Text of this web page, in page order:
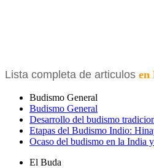
Lista completa de articulos en
Budismo General
Budismo General
Desarrollo del budismo
Etapas del Budismo Indio:
Ocaso del budismo en la India
El Buda